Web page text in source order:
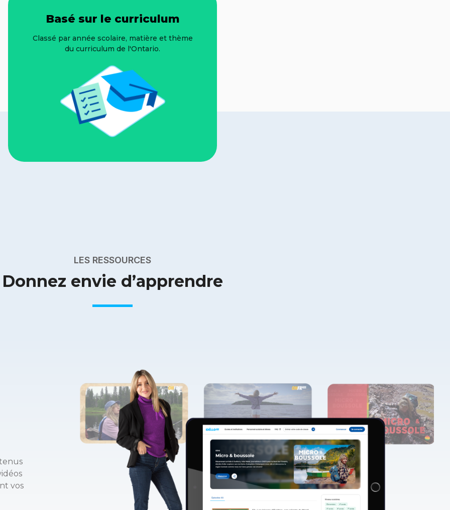
Basé sur le curriculum
Classé par année scolaire, matière et thème
du curriculum de l'Ontario.
LES RESSOURCES
Donnez envie d’apprendre
vos